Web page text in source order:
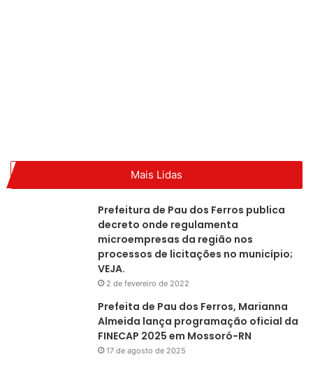
Mais Lidas
Prefeitura de Pau dos Ferros publica
decreto onde regulamenta
microempresas da região nos
processos de licitações no município;
VEJA.
2 de fevereiro de 2022
Prefeita de Pau dos Ferros, Marianna
Almeida lança programação oficial da
FINECAP 2025 em Mossoró-RN
17 de agosto de 2025